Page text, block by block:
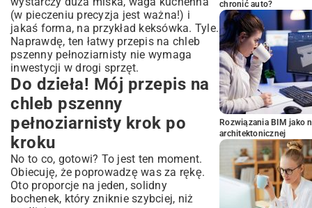
(w pieczeniu precyzja jest ważna!) i
jakaś forma, na przykład keksówka. Tyle.
Naprawdę, ten łatwy przepis na chleb
pszenny pełnoziarnisty nie wymaga
inwestycji w drogi sprzęt.
Do dzieła! Mój przepis na
chleb pszenny
pełnoziarnisty krok po
kroku
No to co, gotowi? To jest ten moment.
Obiecuję, że poprowadzę was za rękę.
Oto proporcje na jeden, solidny
bochenek, który zniknie szybciej, niż
chronić auto?
Rozwiązania BIM jako
architektonicznej